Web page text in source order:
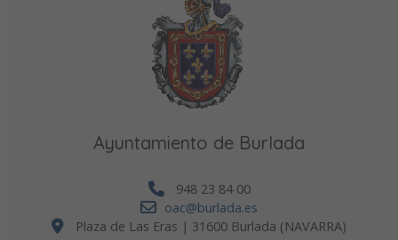
Ayuntamiento de Burlada
948 23 84 00
oac@burlada.es
Plaza de Las Eras | 31600 Burlada (NAVARRA)